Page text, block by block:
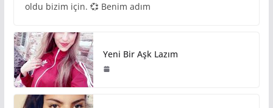
oldu bizim için. 💞 Benim adım
Yeni Bir Aşk Lazım